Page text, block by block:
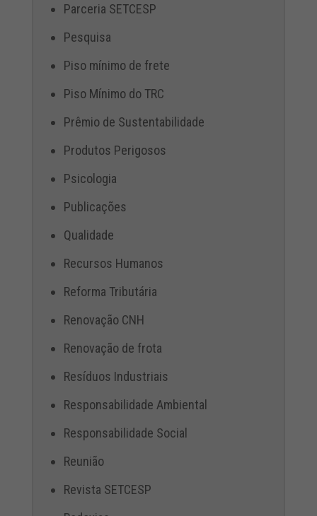
Parceria SETCESP
Pesquisa
Piso mínimo de frete
Piso Mínimo do TRC
Prêmio de Sustentabilidade
Produtos Perigosos
Psicologia
Publicações
Qualidade
Recursos Humanos
Reforma Tributária
Renovação CNH
Renovação de frota
Resíduos Industriais
Responsabilidade Ambiental
Responsabilidade Social
Reunião
Revista SETCESP